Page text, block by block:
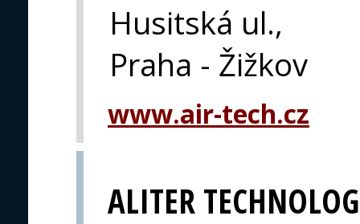
Husitská ul.,
Praha - Žižkov
www.air-tech.cz
ALITER